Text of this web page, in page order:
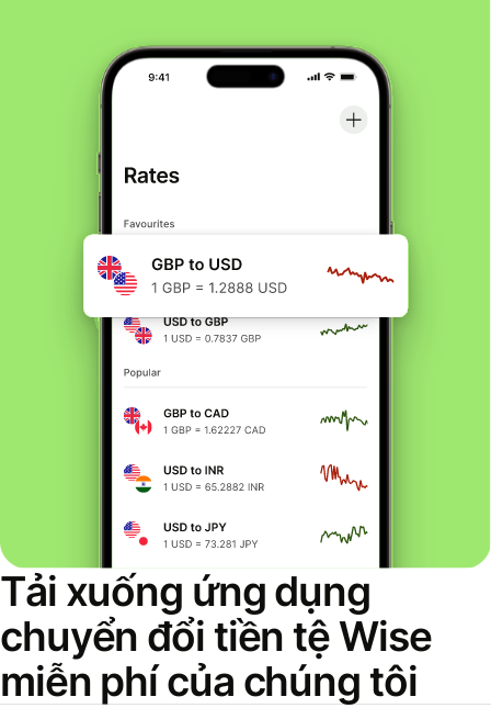
Tải xuống ứng dụng
chuyển đổi tiền tệ Wise
miễn phí của chúng tôi